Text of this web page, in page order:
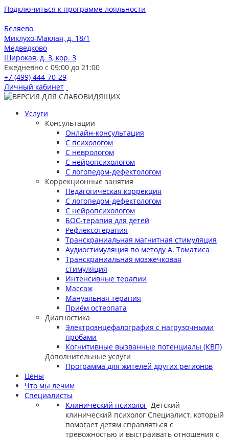
Подключиться к программе лояльности
Беляево
Миклухо-Маклая, д. 18/1
Медведково
Широкая, д. 3, кор. 3
Ежедневно с 09:00 до 21:00
+7 (499) 444-70-29
Личный кабинет
Услуги
Консультации
Онлайн-консультация
С психологом
С неврологом
С нейропсихологом
С логопедом-дефектологом
Коррекционные занятия
Педагогическая коррекция
С логопедом-дефектологом
С нейропсихологом
БОС-терапия для детей
Рефлексотерапия
Транскраниальная магнитная стимуляция
Аудиостимуляция по методу А. Томатиса
Транскраниальная мозжечковая
стимуляция
Интенсивные терапии
Массаж
Мануальная терапия
Приём остеопата
Диагностика
Электроэнцефалография с нагрузочными
пробами
Когнитивные вызванные потенциалы (КВП)
Дополнительные услуги
Программа для жителей других регионов
Цены
Что мы лечим
Специалисты
Клинический психолог Детский
клинический психолог Специалист, который
помогает детям справляться с
тревожностью и выстраивать отношения с